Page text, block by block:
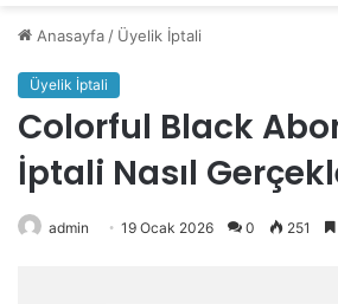
Anasayfa / Üyelik İptali
Üyelik İptali
Colorful Black
İptali Nasıl
admin 19 Ocak 2026 0 251